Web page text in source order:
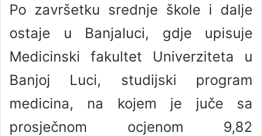
Po završetku srednje škole i dalje
ostaje u Banjaluci, gdje upisuje
Medicinski fakultet Univerziteta u
Banjoj Luci, studijski program
medicina, na kojem je juče sa
prosječnom ocjenom 9,82